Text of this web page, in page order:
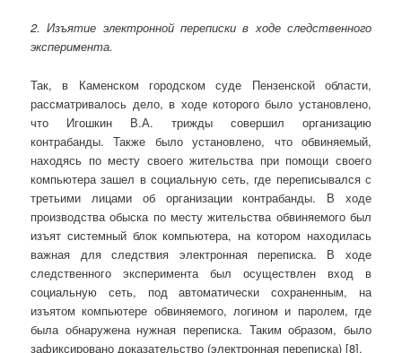
2. Изъятие электронной переписки в ходе следственного
эксперимента.
Так, в Каменском городском суде Пензенской области,
рассматривалось дело, в ходе которого было установлено,
что Игошкин В.А. трижды совершил организацию
контрабанды. Также было установлено, что обвиняемый,
находясь по месту своего жительства при помощи своего
компьютера зашел в социальную сеть, где переписывался с
третьими лицами об организации контрабанды. В ходе
производства обыска по месту жительства обвиняемого был
изъят системный блок компьютера, на котором находилась
важная для следствия электронная переписка. В ходе
следственного эксперимента был осуществлен вход в
социальную сеть, под автоматически сохраненным, на
изъятом компьютере обвиняемого, логином и паролем, где
была обнаружена нужная переписка. Таким образом, было
зафиксировано доказательство (электронная переписка) [8].